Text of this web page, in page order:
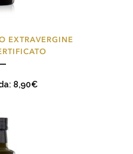
EXTRAVERGINE
8,90€